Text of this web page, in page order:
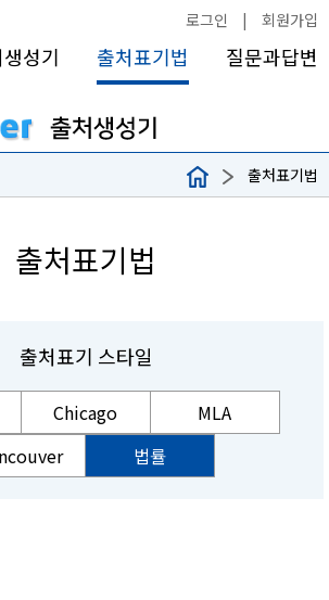
로그인 | 회원가입
성기 출처표기법 질문과답변
출처표기법
출처표기법
출처표기 스타일
Chicago
MLA
법률